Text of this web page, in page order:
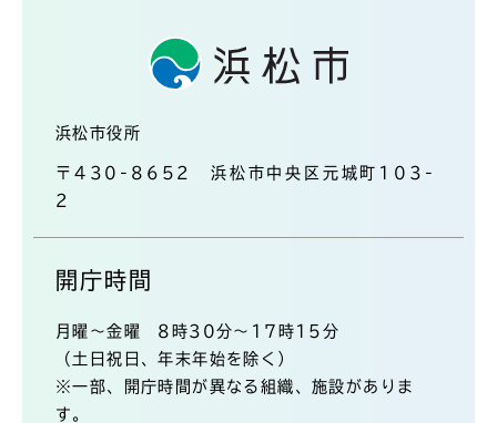
浜松市役所
〒430-8652 浜松市中央区元城町103-
2
開庁時間
月曜～金曜 8時30分～17時15分
（土日祝日、年末年始を除く）
※一部、開庁時間が異なる組織、施設がありま
す。